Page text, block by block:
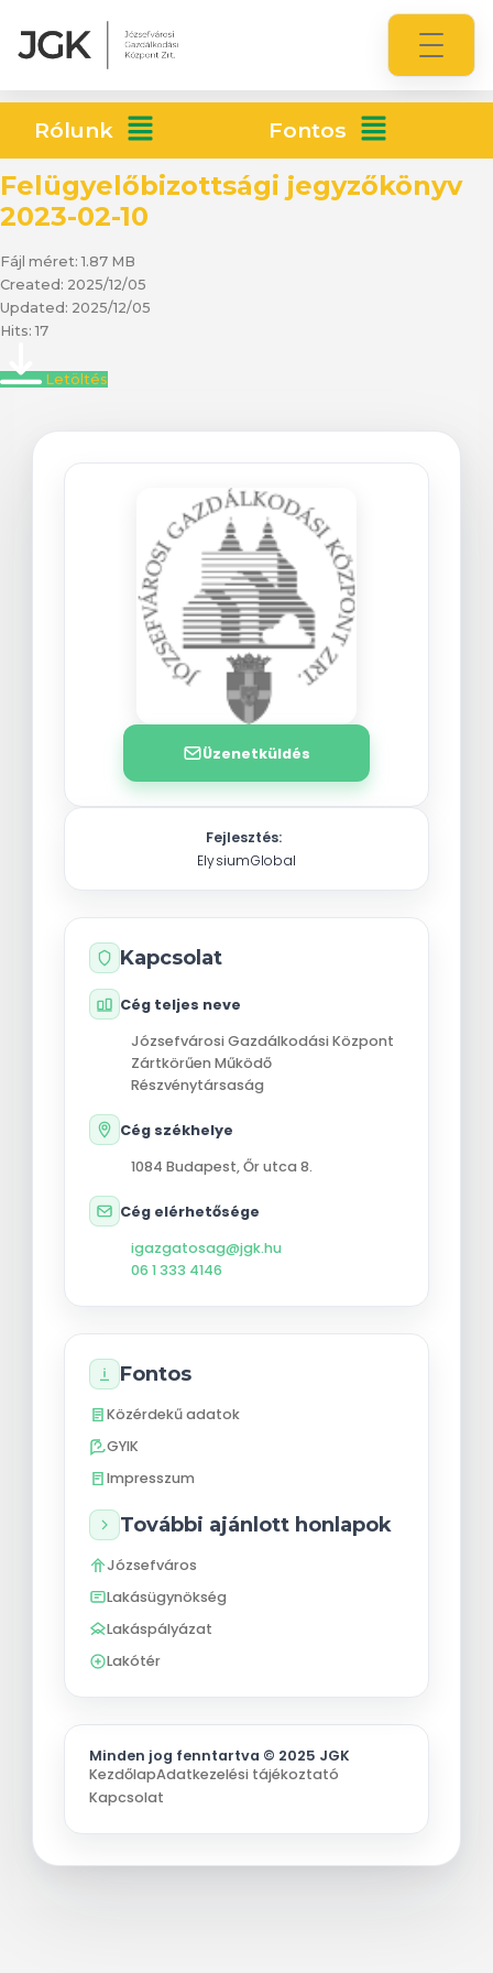
Rólunk Fontos
Felügyelőbizottsági jegyzőkönyv
2023-02-10
Fájl méret: 1.87 MB
Created: 2025/12/05
Updated: 2025/12/05
Hits: 17
Letöltés
Üzenetküldés
Fejlesztés:
ElysiumGlobal
Kapcsolat
Cég teljes neve
Józsefvárosi Gazdálkodási Központ
Zártkörűen Működő
Részvénytársaság
Cég székhelye
1084 Budapest,Őr utca 8.
Cég elérhetősége
igazgatosag@jgk.hu
06 1 333 4146
Fontos
Közérdekű adatok
GYIK
Impresszum
További ajánlott honlapok
Józsefváros
Lakásügynökség
Lakáspályázat
Lakótér
Minden jog fenntartva © 2025 JGK
KezdőlapAdatkezelési tájékoztató
Kapcsolat